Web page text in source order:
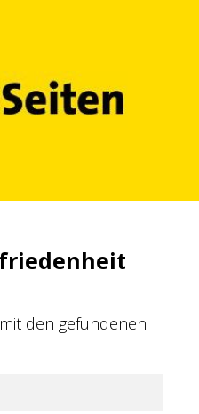
den gefundenen